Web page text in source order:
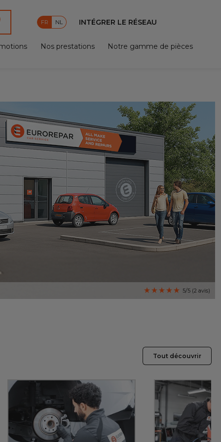
FR NL INTÉGRER LE RÉSEAU
Nos prestations Notre gamme de pièces
5/5 (2 avis)
Tout découvrir